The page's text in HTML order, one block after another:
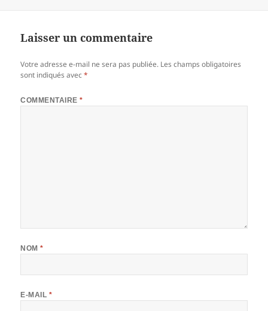
Laisser un commentaire
Votre adresse e-mail ne sera pas publiée. Les champs obligatoires
sont indiqués avec*
COMMENTAIRE*
NOM*
E-MAIL *